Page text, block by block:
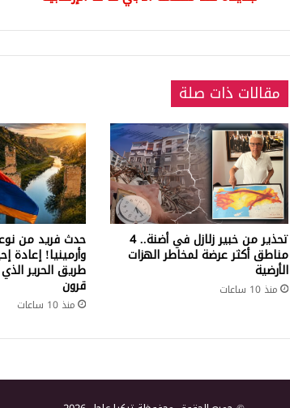
كا
مقالات ذات صلة
تحذير من خبير زلازل في أضنة.. 4
مناطق أكثر عرضة لمخاطر الهزات
الأرضية
منذ 10 ساعات
حدث فريد من
وأرمينيا! إعادة
طريق الحرير
قرون
منذ 10 ساعات